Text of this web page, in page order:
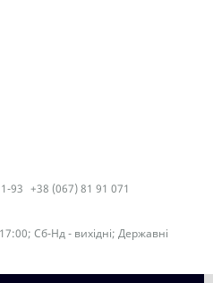
93 +38 (067) 81 91 071
Сб-Нд - вихідні; Державні